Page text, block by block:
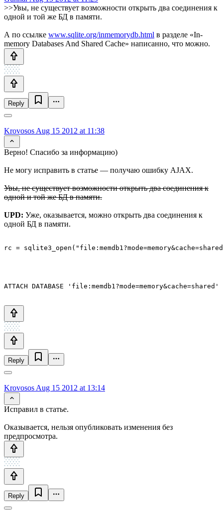
>>Увы, не существует возможности открыть два соединения к
одной и той же БД в памяти.
А по ссылке www.sqlite.org/inmemorydb.html в разделе «In-
memory Databases And Shared Cache» написанно, что можно.
Reply
Krovosos Aug 15 2012 at 11:38
Верно! Спасибо за информацию)
Не могу исправить в статье — получаю ошибку AJAX.
Увы, не существует возможности открыть два соединения к
одной и той же БД в памяти.
UPD: Уже, оказывается, можно открыть два соединения к
одной БД в памяти.
Reply
Krovosos Aug 15 2012 at 13:14
Исправил в статье.
Оказывается, нельзя опубликовать изменения без
предпросмотра.
Reply